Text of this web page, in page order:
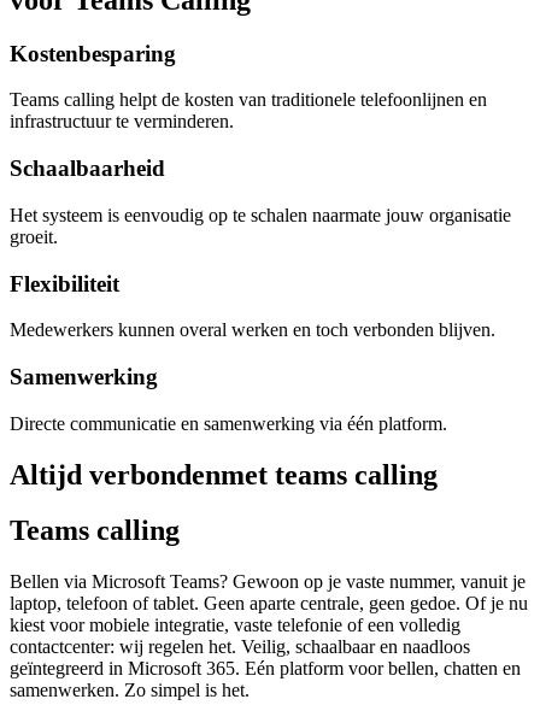
Kostenbesparing
Teams calling helpt de kosten van traditionele telefoonlijnen en
infrastructuur te verminderen.
Schaalbaarheid
Het systeem is eenvoudig op te schalen naarmate jouw organisatie
groeit.
Flexibiliteit
Medewerkers kunnen overal werken en toch verbonden blijven.
Samenwerking
Directe communicatie en samenwerking via één platform.
Altijd verbondenmet teams calling
Teams calling
Bellen via Microsoft Teams? Gewoon op je vaste nummer, vanuit je
laptop, telefoon of tablet. Geen aparte centrale, geen gedoe. Of je nu
kiest voor mobiele integratie, vaste telefonie of een volledig
contactcenter: wij regelen het. Veilig, schaalbaar en naadloos
geïntegreerd in Microsoft 365. Eén platform voor bellen, chatten en
samenwerken. Zo simpel is het.